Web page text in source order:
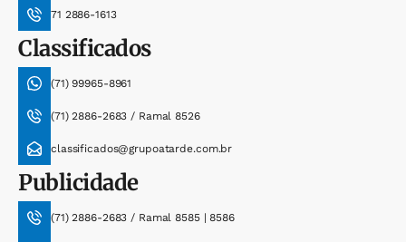
71 2886-1613
Classificados
(71) 99965-8961
(71) 2886-2683 / Ramal 8526
classificados@grupoatarde.com.br
Publicidade
(71) 2886-2683 / Ramal 8585 | 8586